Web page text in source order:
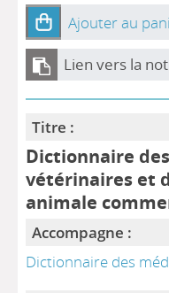
Ajouter au
Lien vers la
Titre :
Dictionnaire
vétérinaires et
animale
Accompagne :
Dictionnaire des